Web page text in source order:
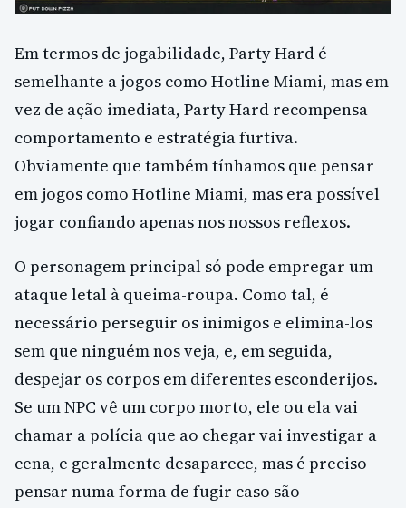
Em termos de jogabilidade, Party Hard é
semelhante a jogos como Hotline Miami, mas em
vez de ação imediata, Party Hard recompensa
comportamento e estratégia furtiva.
Obviamente que também tínhamos que pensar
em jogos como Hotline Miami, mas era possível
jogar confiando apenas nos nossos reflexos.
O personagem principal só pode empregar um
ataque letal à queima-roupa. Como tal, é
necessário perseguir os inimigos e elimina-los
sem que ninguém nos veja, e, em seguida,
despejar os corpos em diferentes esconderijos.
Se um NPC vê um corpo morto, ele ou ela vai
chamar a polícia que ao chegar vai investigar a
cena, e geralmente desaparece, mas é preciso
pensar numa forma de fugir caso são